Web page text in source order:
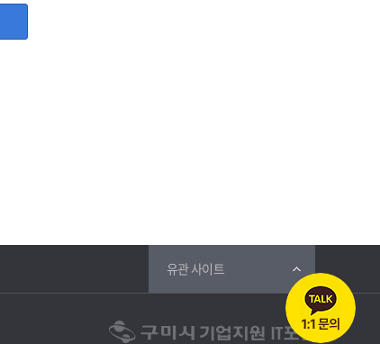
등록증, 담당자명, 담당자 직위, 담당자 휴대폰번호,
유관 사이트